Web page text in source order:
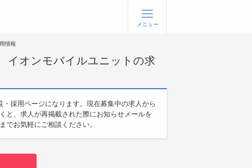
会社概要
お問い合わせ
よくあるご質問
メニュー
情報
オンモバイルユニットの求
用ページになります。現在募集中の求人から
と、求人が再掲載された際にお知らせメールを
お気軽にご相談ください。